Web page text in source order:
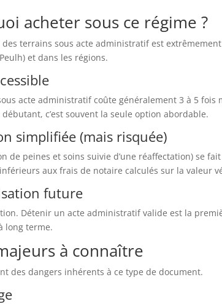
acheter sous ce régime ?
terrains sous acte administratif est
et dans les régions.
acte administratif coûte généralement 3 à 5
c’est souvent la seule option abordable.
simplifiée (mais risquée)
de peines et soins suivie d’une réaffectation) se
aux frais de notaire calculés sur la valeur
future
Détenir un acte administratif valide est la
long terme.
à connaître
des dangers inhérents à ce type de document.